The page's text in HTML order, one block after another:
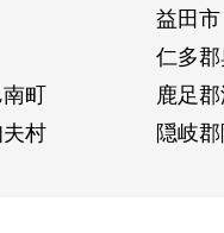
益田市
仁多
町 鹿足
村 隠岐